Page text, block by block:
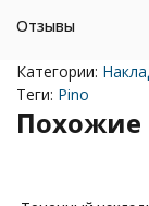
Отзывы
Категории:
Теги: Pino
Похожие